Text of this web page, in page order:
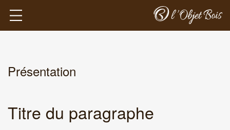
Présentation
Titre du paragraphe